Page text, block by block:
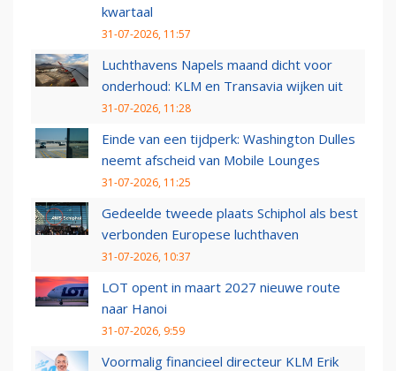
kwartaal
31-07-2026, 11:57
Luchthavens Napels maand dicht voor
onderhoud: KLM en Transavia wijken uit
31-07-2026, 11:28
Einde van een tijdperk: Washington Dulles
neemt afscheid van Mobile Lounges
31-07-2026, 11:25
Gedeelde tweede plaats Schiphol als best
verbonden Europese luchthaven
31-07-2026, 10:37
LOT opent in maart 2027 nieuwe route
naar Hanoi
31-07-2026, 9:59
Voormalig financieel directeur KLM Erik